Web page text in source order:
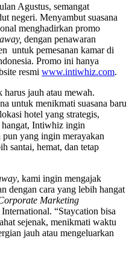
Agustus, semangat
negeri. Menyambut suasana
menghadirkan promo
dengan penawaran
untuk pemesanan kamar di
Promo ini hanya
resmi www.intiwhiz.com.
jauh atau mewah.
untuk menikmati suasana baru
hotel yang strategis,
hangat, Intiwhiz ingin
yang ingin merayakan
santai, hemat, dan tetap
, kami ingin mengajak
dengan cara yang lebih hangat
Marketing
“Staycation bisa
sejenak, menikmati waktu
jauh atau mengeluarkan